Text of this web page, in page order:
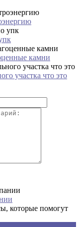
камни
участка что это
которые помогут